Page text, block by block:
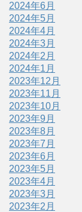
2024年6月
2024年5月
2024年4月
2024年3月
2024年2月
2024年1月
2023年12月
2023年11月
2023年10月
2023年9月
2023年8月
2023年7月
2023年6月
2023年5月
2023年4月
2023年3月
2023年2月